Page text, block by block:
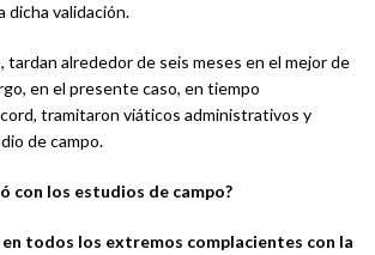
dicha validación.
tardan alrededor de seis meses en el mejor de
en el presente caso, en tiempo
tramitaron viáticos administrativos y
de campo.
con los estudios de campo?
en todos los extremos complacientes con la